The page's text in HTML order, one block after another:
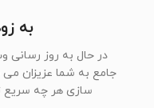
به
در حال به روز رسانی
جامع به شما عزیزان می
سازی هر چه سریع